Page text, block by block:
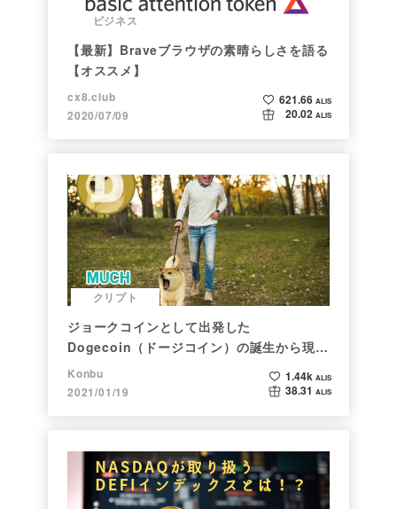
ビジネス
【最新】Braveブラウザの素晴らしさを語る
【オススメ】
cx8.club
2020/07/09
621.66 ALIS
20.02 ALIS
クリプト
ジョークコインとして出発した
Dogecoin（ドージコイン）の誕生から現在
まで。注目される非証券性🐶
Konbu
2021/01/19
1.44k ALIS
38.31 ALIS